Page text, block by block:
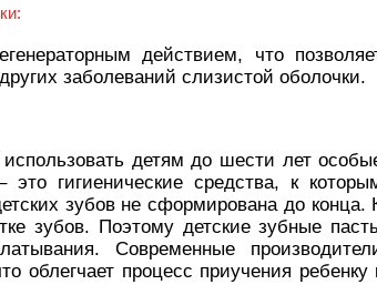
действием, что
заболеваний слизистой оболочки.
детям до шести лет
гигиенические средства, к
зубов не сформирована до конца.
зубов. Поэтому детские зубные
Современные
облегчает процесс приучения ребенку